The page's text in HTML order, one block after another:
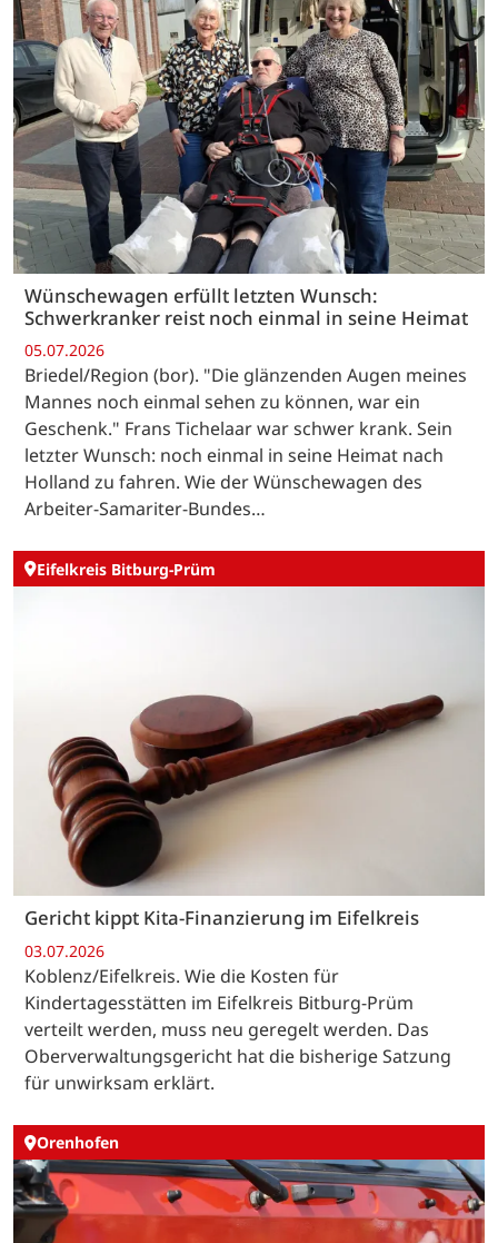
Wünschewagen erfüllt letzten Wunsch:
Schwerkranker reist noch einmal in seine Heimat
05.07.2026
Briedel/Region (bor). "Die glänzenden Augen meines
Mannes noch einmal sehen zu können, war ein
Geschenk." Frans Tichelaar war schwer krank. Sein
letzter Wunsch: noch einmal in seine Heimat nach
Holland zu fahren. Wie der Wünschewagen des
Arbeiter-Samariter-Bundes…
Eifelkreis Bitburg-Prüm
Gericht kippt Kita-Finanzierung im Eifelkreis
03.07.2026
Koblenz/Eifelkreis. Wie die Kosten für
Kindertagesstätten im Eifelkreis Bitburg-Prüm
verteilt werden, muss neu geregelt werden. Das
Oberverwaltungsgericht hat die bisherige Satzung
für unwirksam erklärt.
Orenhofen